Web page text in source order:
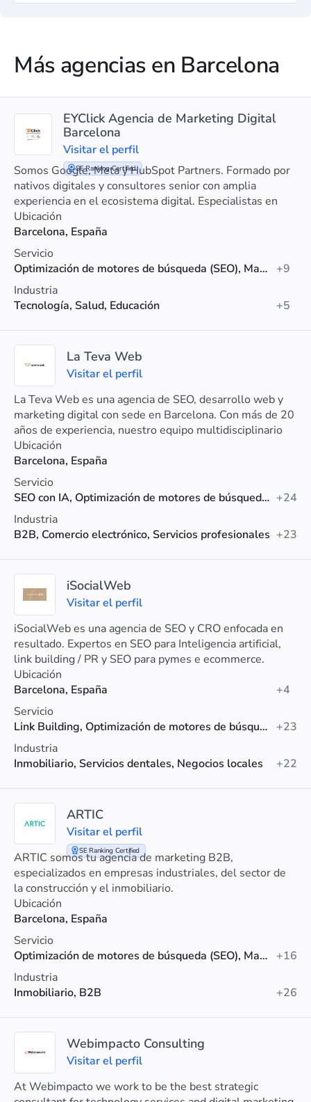
Más agencias en Barcelona
SE Ranking Certified
EYClick Agencia de Marketing Digital
Barcelona
Visitar el perfil
Somos Google, Meta y HubSpot Partners. Formado por
nativos digitales y consultores senior con amplia
experiencia en el ecosistema digital. Especialistas en
PYMES y ecommerce.
Ubicación
Barcelona, España
Servicio
Optimización de motores de búsqueda (SEO), Marketing digital, Marketing de contenidos
+9
Industria
Tecnología, Salud, Educación
+5
La Teva Web
Visitar el perfil
La Teva Web es una agencia de SEO, desarrollo web y
marketing digital con sede en Barcelona. Con más de 20
años de experiencia, nuestro equipo multidisciplinario
trabaja de la mano contigo para mejorar tu visibilidad
online, atraer más tráfico cualificado y, lo más
importante, aumentar tus conversiones.
Ubicación
Barcelona, España
Servicio
SEO con IA, Optimización de motores de búsqueda (SEO), Diseño web +24
Industria
B2B, Comercio electrónico, Servicios profesionales +23
iSocialWeb
Visitar el perfil
iSocialWeb es una agencia de SEO y CRO enfocada en
resultado. Expertos en SEO para Inteligencia artificial,
link building / PR y SEO para pymes e ecommerce.
Ubicación
Barcelona, España
+4
Servicio
Link Building, Optimización de motores de búsqueda (SEO), SEO para Shopify
+23
Industria
Inmobiliario, Servicios dentales, Negocios locales
+22
SE Ranking Certified
ARTIC
Visitar el perfil
ARTIC somos tu agencia de marketing B2B,
especializados en empresas industriales, del sector de
la construcción y el inmobiliario.
Ubicación
Barcelona, España
Servicio
Optimización de motores de búsqueda (SEO), Marketing digital, Diseño web
+16
Industria
Inmobiliario, B2B
+26
Webimpacto Consulting
Visitar el perfil
At Webimpacto we work to be the best strategic